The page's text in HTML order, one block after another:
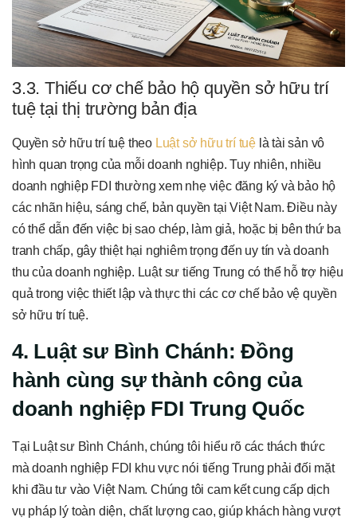
3.3. Thiếu cơ chế bảo hộ quyền sở hữu trí
tuệ tại thị trường bản địa
Quyền sở hữu trí tuệ theo Luật sở hữu trí tuệ là tài sản vô
hình quan trọng của mỗi doanh nghiệp. Tuy nhiên, nhiều
doanh nghiệp FDI thường xem nhẹ việc đăng ký và bảo hộ
các nhãn hiệu, sáng chế, bản quyền tại Việt Nam. Điều này
có thể dẫn đến việc bị sao chép, làm giả, hoặc bị bên thứ ba
tranh chấp, gây thiệt hại nghiêm trọng đến uy tín và doanh
thu của doanh nghiệp. Luật sư tiếng Trung có thể hỗ trợ hiệu
quả trong việc thiết lập và thực thi các cơ chế bảo vệ quyền
sở hữu trí tuệ.
4. Luật sư Bình Chánh: Đồng
hành cùng sự thành công của
doanh nghiệp FDI Trung Quốc
Tại Luật sư Bình Chánh, chúng tôi hiểu rõ các thách thức
mà doanh nghiệp FDI khu vực nói tiếng Trung phải đối mặt
khi đầu tư vào Việt Nam. Chúng tôi cam kết cung cấp dịch
vụ pháp lý toàn diện, chất lượng cao, giúp khách hàng vượt